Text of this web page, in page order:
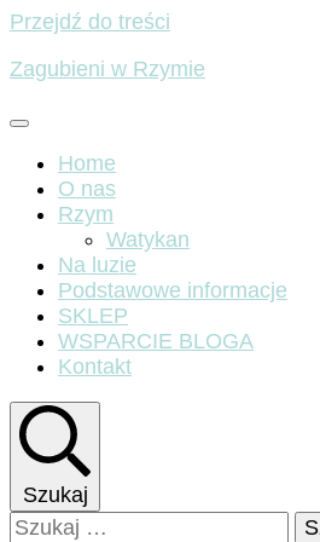
Przejdź do treści
Zagubieni w Rzymie
Home
O nas
Rzym
Watykan
Na luzie
Podstawowe informacje
SKLEP
WSPARCIE BLOGA
Kontakt
Szukaj
Szukaj: